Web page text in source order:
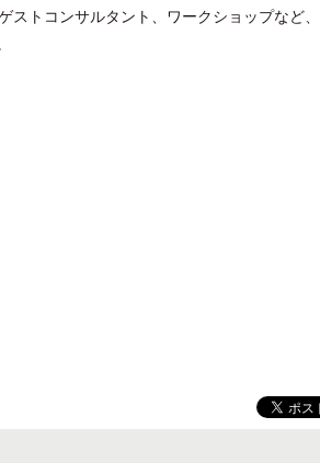
ストコンサルタント、ワークショップなど